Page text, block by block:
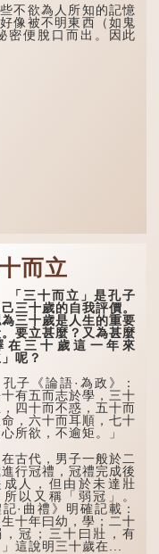
欲為人所知的記憶
像被不明東西（如鬼
密便脫口而出。因此
而立
十而立」是孔子
三十歲的自我評價。
三十歲是人生的重要
要立甚麼？又為甚麼
在三十歲這一年來
」呢？
《論語·為政》：
十有五而志於學，三十
四十而不惑，五十而
，六十而耳順，七十
所欲，不逾矩。」
代，男子一般於二
行冠禮，冠禮完成後
成人，但由於未達壯
所以又稱「弱冠」。
記·曲禮》明確記載：
生十年曰幼，學；二十
，冠；三十曰壯，有
這說明三十歲在...